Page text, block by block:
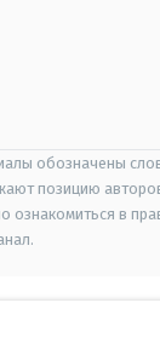
обозначены
позицию
ознакомиться в